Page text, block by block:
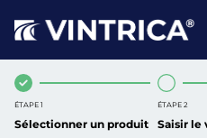
ÉTAPE 1
Sélectionner un produit
ÉTAPE 2
Saisir le